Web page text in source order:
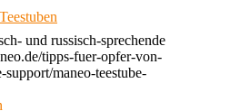
und russisch-sprechende
tipps-fuer-opfer-von-
maneo-teestube-